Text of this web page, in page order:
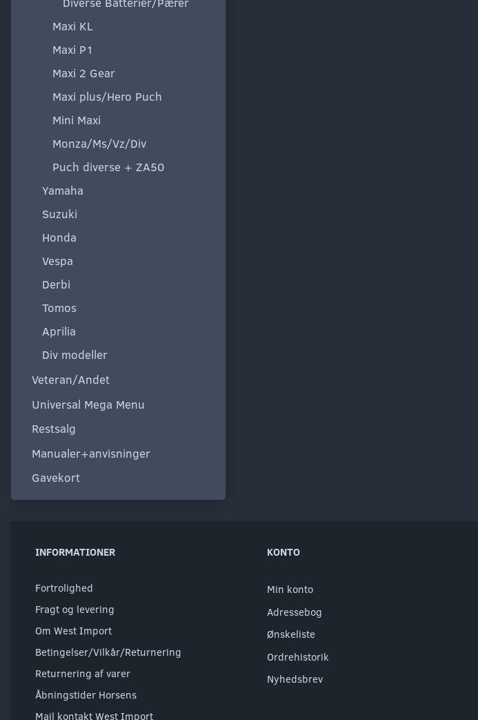
Maxi KL
Maxi P1
Maxi 2 Gear
Maxi plus/Hero Puch
Mini Maxi
Monza/Ms/Vz/Div
Puch diverse + ZA50
Yamaha
Suzuki
Honda
Vespa
Derbi
Tomos
Aprilia
Div modeller
Veteran/Andet
Universal Mega Menu
Restsalg
Manualer+anvisninger
Gavekort
INFORMATIONER
Fortrolighed
Fragt og levering
Om West Import
Betingelser/Vilkår/Returnering
Returnering af varer
Åbningstider Horsens
Mail kontakt West Import
KONTO
Min konto
Adressebog
Ønskeliste
Ordrehistorik
Nyhedsbrev